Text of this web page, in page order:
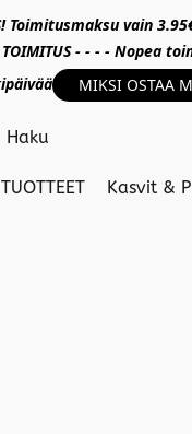
Toimitusmaksu vain
- - - - Nopea
MIKSI OSTAA
Kasvit &